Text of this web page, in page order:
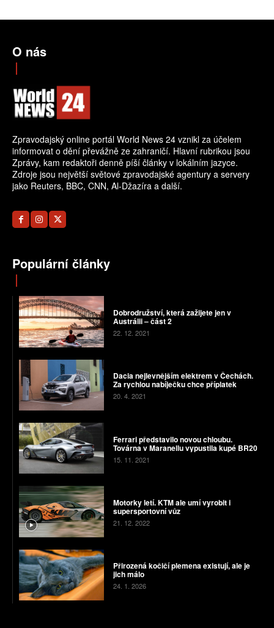
O nás
Zpravodajský online portál World News 24 vznikl za účelem
informovat o dění převážně ze zahraničí. Hlavní rubrikou jsou
Zprávy, kam redaktoři denně píší články v lokálním jazyce.
Zdroje jsou největší světové zpravodajské agentury a servery
jako Reuters, BBC, CNN, Al-Džazíra a další.
Populární články
Dobrodružství, která zažijete jen v
Austrálii – část 2
22. 12. 2021
Dacia nejlevnějším elektrem v Čechách.
Za rychlou nabíječku chce příplatek
20. 4. 2021
Ferrari představilo novou chloubu.
Továrna v Maranellu vypustila kupé BR20
15. 11. 2021
Motorky letí. KTM ale umí vyrobit i
supersportovní vůz
21. 12. 2022
Přirozená kočičí plemena existují, ale je
jich málo
24. 1. 2026